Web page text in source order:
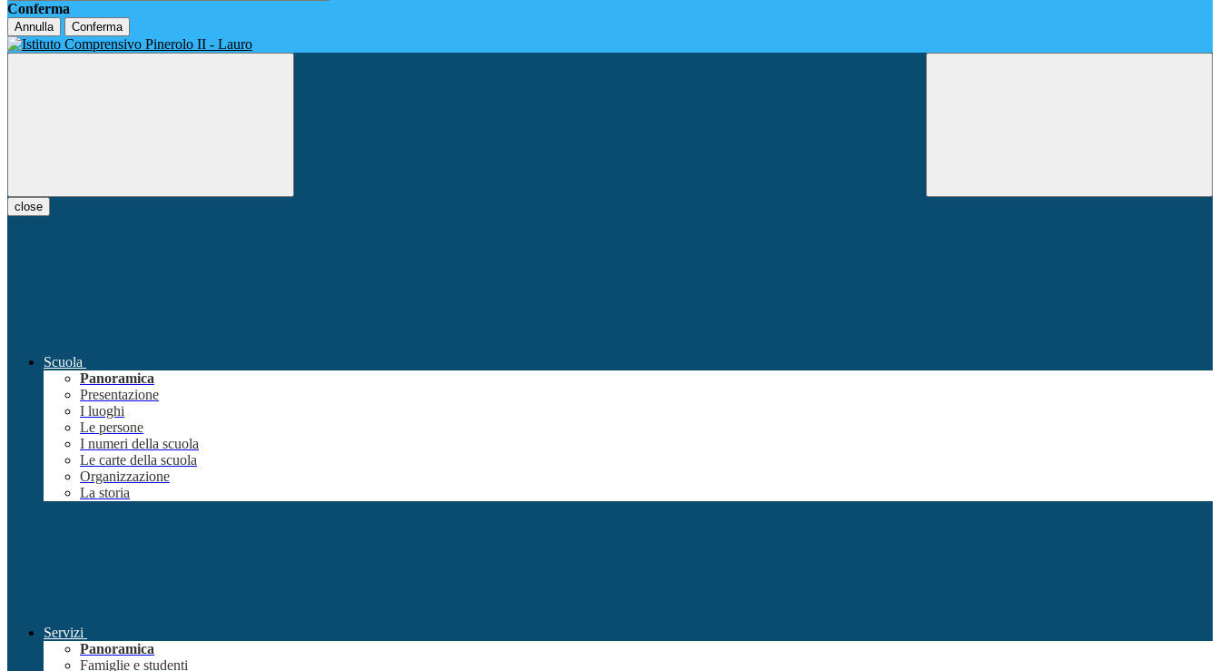
Conferma
Annulla Conferma
close
Scuola
Panoramica
Presentazione
I luoghi
Le persone
I numeri della scuola
Le carte della scuola
Organizzazione
La storia
Servizi
Panoramica
Famiglie e studenti